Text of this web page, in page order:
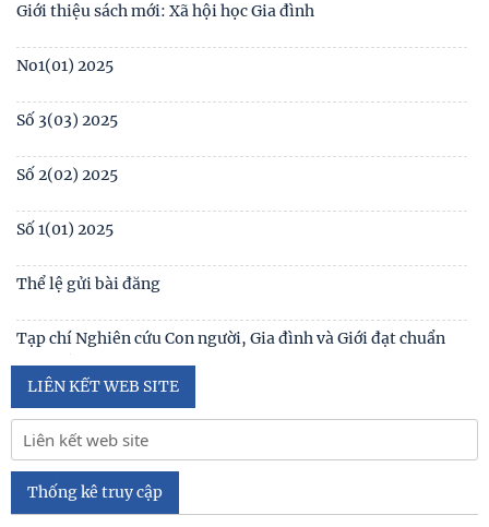
Table of contents Human Studies Journal No. 5 (128) (2023)
Giới thiệu sách mới: Xã hội học Gia đình
No1(01) 2025
Số 3(03) 2025
Số 2(02) 2025
Số 1(01) 2025
Thể lệ gửi bài đăng
Tạp chí Nghiên cứu Con người, Gia đình và Giới đạt chuẩn
Tạp chí khoa học Việt Nam năm 2026
Số 1 -2026
Nội hàm của quyền con người được sống trong môi trường
trong lành, bền vững (Lê Hồng Hạnh
LIÊN KẾT WEB SITE
Thống kê truy cập